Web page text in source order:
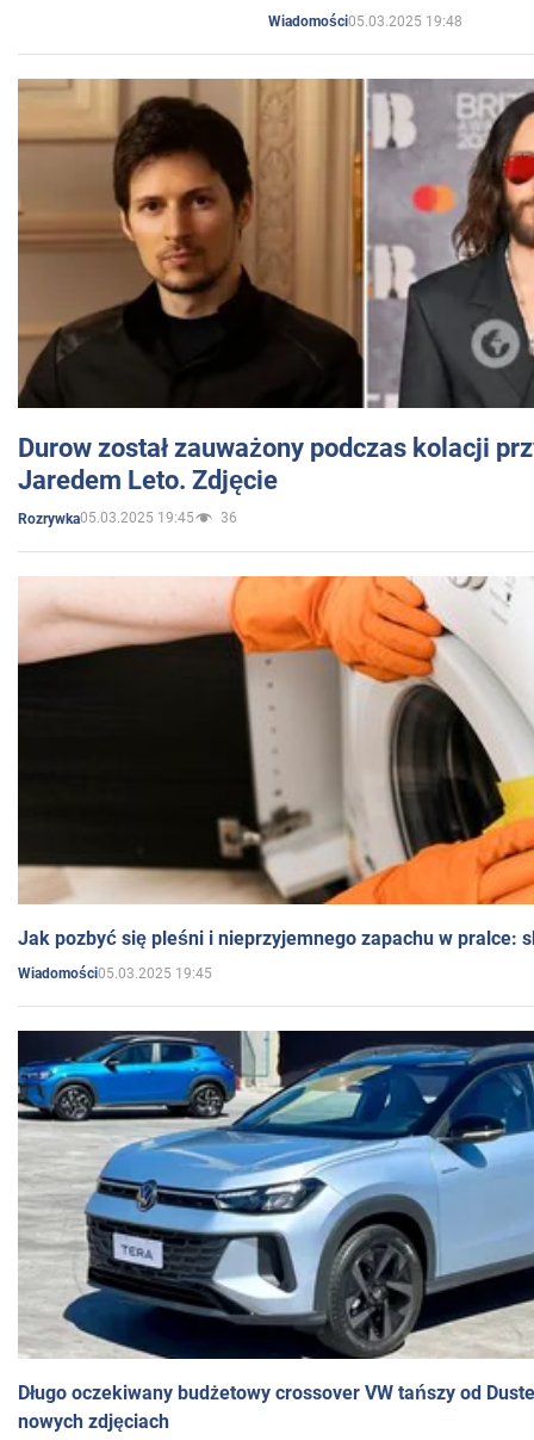
Wiadomości05.03.2025 19:48
Durow został zauważony podczas kolacji
Jaredem Leto. Zdjęcie
Rozrywka05.03.2025 19:45 36
Jak pozbyć się pleśni i nieprzyjemnego zapachu w pralce:
Wiadomości05.03.2025 19:45
Długo oczekiwany budżetowy crossover VW tańszy od
nowych zdjęciach